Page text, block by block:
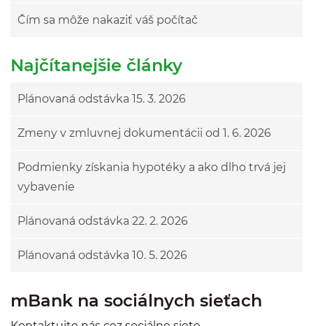
Čím sa môže nakaziť váš počítač
Najčítanejšie články
Plánovaná odstávka 15. 3. 2026
Zmeny v zmluvnej dokumentácii od 1. 6. 2026
Podmienky získania hypotéky a ako dlho trvá jej
vybavenie
Plánovaná odstávka 22. 2. 2026
Plánovaná odstávka 10. 5. 2026
mBank na sociálnych sieťach